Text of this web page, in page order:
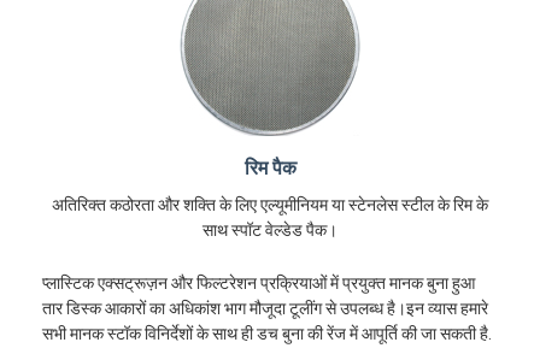
रिम पैक
अतिरिक्त कठोरता और शक्ति के लिए एल्यूमीनियम या स्टेनलेस स्टील के रिम के
साथ स्पॉट वेल्डेड पैक।
प्लास्टिक एक्सट्रूज़न और फिल्टरेशन प्रक्रियाओं में प्रयुक्त मानक बुना हुआ
तार डिस्क आकारों का अधिकांश भाग मौजूदा टूलींग से उपलब्ध है।इन व्यास हमारे
सभी मानक स्टॉक विनिर्देशों के साथ ही डच बुना की रेंज में आपूर्ति की जा सकती है.